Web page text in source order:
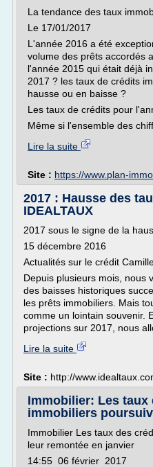
La tendance des taux
Le 17/01/2017
L'année 2016 a été
volume des prêts accordés
l'année 2015 qui était déjà
2017 ? les taux de crédits
hausse ou en baisse ?
Les taux de crédits pour
Même si l'ensemble des
Lire la suite
Site : https://www.plan-
2017 : Hausse des
IDEALTAUX
2017 sous le signe de la
15 décembre 2016
Actualités sur le crédit
Depuis plusieurs mois, nous
des baisses historiques
les prêts immobiliers. Mais
comme un lointain souvenir.
projections sur 2017, nous
Lire la suite
Site : http://
Immobilier: Les taux
immobiliers
Immobilier Les taux des
leur remontée en janvier
14:55 06 février 2017